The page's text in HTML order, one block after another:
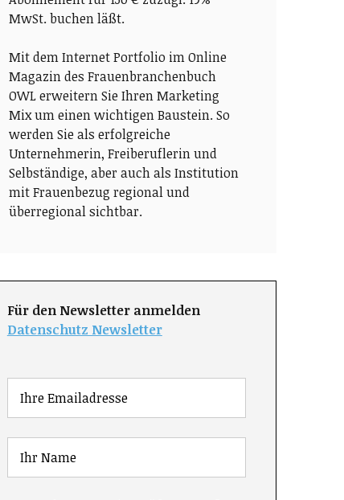
MwSt. buchen läßt.
Mit dem Internet Portfolio im Online
Magazin des Frauenbranchenbuch
OWL erweitern Sie Ihren Marketing
Mix um einen wichtigen Baustein. So
werden Sie als erfolgreiche
Unternehmerin, Freiberuflerin und
Selbständige, aber auch als Institution
mit Frauenbezug regional und
überregional sichtbar.
Für den Newsletter anmelden
Datenschutz Newsletter